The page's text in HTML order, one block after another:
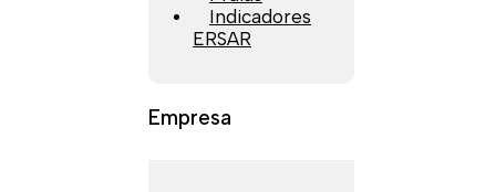
Indicadores
ERSAR
Empresa